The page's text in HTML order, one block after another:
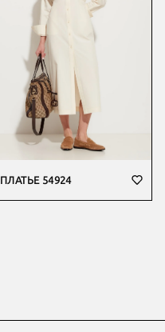
ПЛАТЬЕ 54924